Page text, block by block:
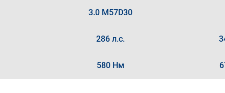
3.0 M57D30
286 л.с.
580 Нм